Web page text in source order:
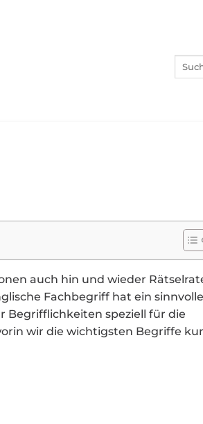
auch hin und wieder
Fachbegriff hat ein
Begrifflichkeiten speziell für die
wir die wichtigsten Begriffe